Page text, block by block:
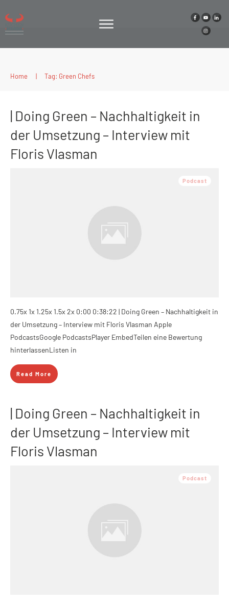
Home | Tag: Green Chefs
| Doing Green – Nachhaltigkeit in
der Umsetzung – Interview mit
Floris Vlasman
Podcast
0.75x 1x 1.25x 1.5x 2x 0:00 0:38:22 | Doing Green – Nachhaltigkeit in
der Umsetzung – Interview mit Floris Vlasman Apple
PodcastsGoogle PodcastsPlayer EmbedTeilen eine Bewertung
hinterlassenListen in
Read More
| Doing Green – Nachhaltigkeit in
der Umsetzung – Interview mit
Floris Vlasman
Podcast